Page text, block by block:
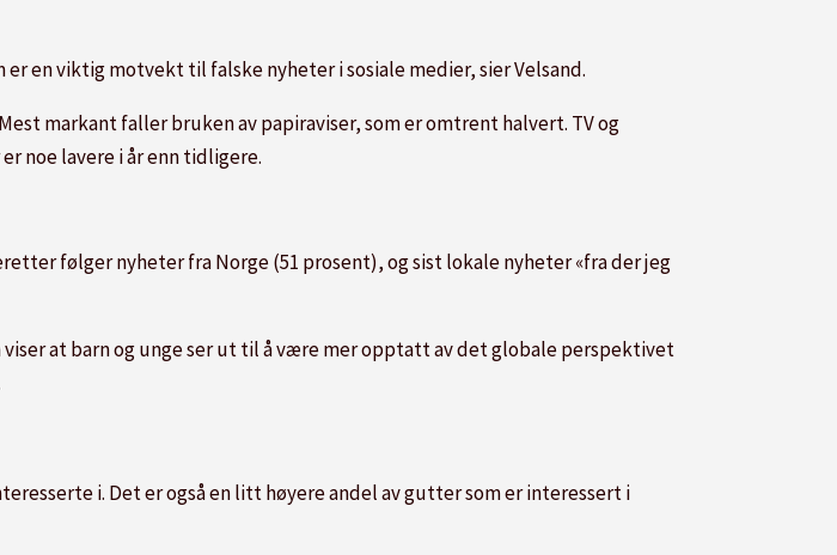
en viktig motvekt til falske nyheter i sosiale medier, sier Velsand.
markant faller bruken av papiraviser, som er omtrent halvert. TV og
noe lavere i år enn tidligere.
følger nyheter fra Norge (51 prosent), og sist lokale nyheter «fra der jeg
at barn og unge ser ut til å være mer opptatt av det globale perspektivet
i. Det er også en litt høyere andel av gutter som er interessert i